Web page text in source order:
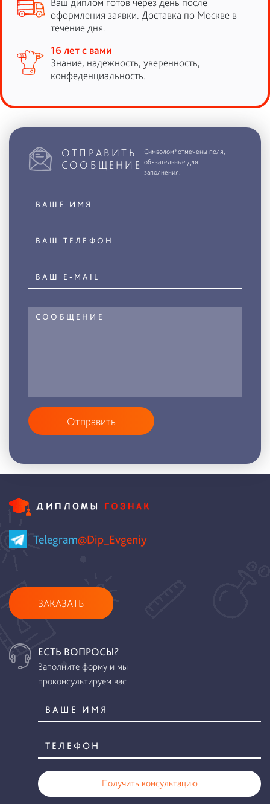
оформления заявки. Доставка по Москве в
течение дня.
16 лет с вами
Знание, надежность, уверенность,
конфеденциальность.
ОТПРАВИТЬ
СООБЩЕНИЕ
Символом*отмечены поля,
обязательные для
заполнения.
Отправить
Telegram@Dip_Evgeniy
ЗАКАЗАТЬ
ЕСТЬ ВОПРОСЫ?
Заполните форму и мы
проконсультируем вас
Получить консультацию